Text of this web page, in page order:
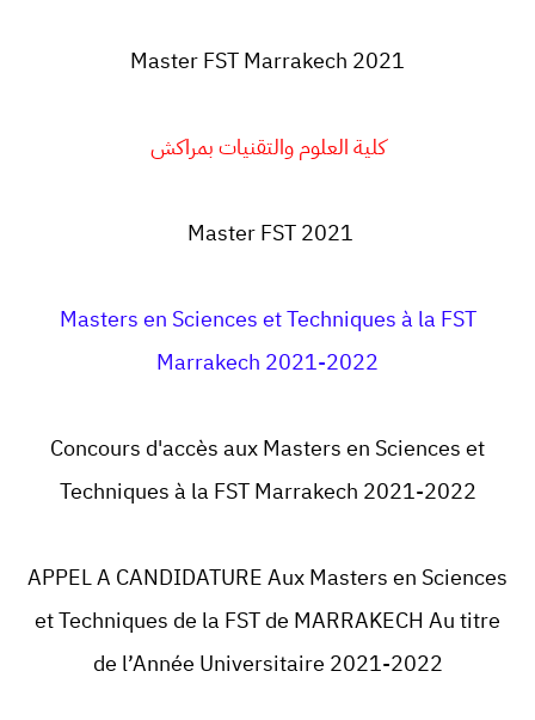
Master FST Marrakech 2021
كلية العلوم والتقنيات بمراكش
Master FST 2021
Masters en Sciences et Techniques à la FST
Marrakech 2021-2022
Concours d'accès aux Masters en Sciences et
Techniques à la FST Marrakech 2021-2022
APPEL A CANDIDATURE Aux Masters en Sciences
et Techniques de la FST de MARRAKECH Au titre
de l’Année Universitaire 2021-2022